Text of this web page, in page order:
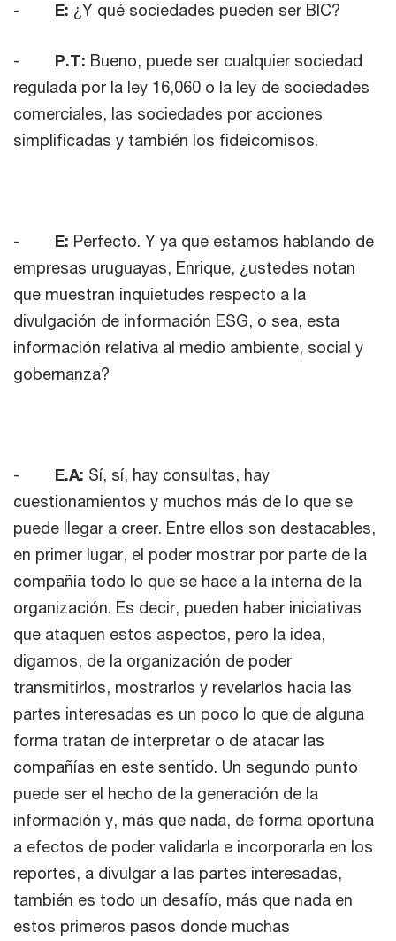
- E: ¿Y qué sociedades pueden ser BIC?
- P.T: Bueno, puede ser cualquier sociedad
regulada por la ley 16,060 o la ley de sociedades
comerciales, las sociedades por acciones
simplificadas y también los fideicomisos.
- E: Perfecto. Y ya que estamos hablando de
empresas uruguayas, Enrique, ¿ustedes notan
que muestran inquietudes respecto a la
divulgación de información ESG, o sea, esta
información relativa al medio ambiente, social y
gobernanza?
- E.A: Sí, sí, hay consultas, hay
cuestionamientos y muchos más de lo que se
puede llegar a creer. Entre ellos son destacables,
en primer lugar, el poder mostrar por parte de la
compañía todo lo que se hace a la interna de la
organización. Es decir, pueden haber iniciativas
que ataquen estos aspectos, pero la idea,
digamos, de la organización de poder
transmitirlos, mostrarlos y revelarlos hacia las
partes interesadas es un poco lo que de alguna
forma tratan de interpretar o de atacar las
compañías en este sentido. Un segundo punto
puede ser el hecho de la generación de la
información y, más que nada, de forma oportuna
a efectos de poder validarla e incorporarla en los
reportes, a divulgar a las partes interesadas,
también es todo un desafío, más que nada en
estos primeros pasos donde muchas